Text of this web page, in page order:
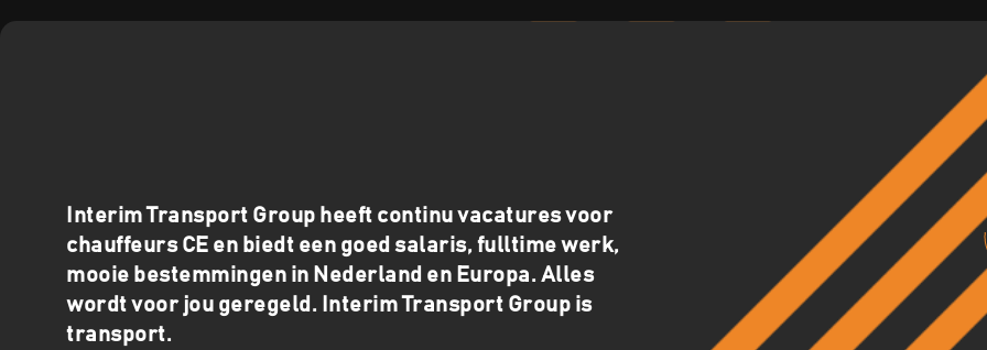
Interim Transport Group heeft continu vacatures voor
chauffeurs CE en biedt een goed salaris, fulltime werk,
mooie bestemmingen in Nederland en Europa. Alles
wordt voor jou geregeld. Interim Transport Group is
transport.